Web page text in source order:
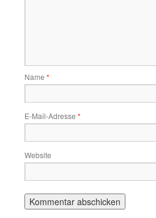
Name *
E-Mail-Adresse *
Website